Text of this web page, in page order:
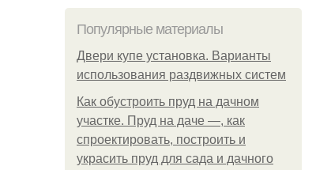
Популярные материалы
Двери купе установка. Варианты
использования раздвижных систем
Как обустроить пруд на дачном
участке. Пруд на даче —, как
спроектировать, построить и
украсить пруд для сада и дачного